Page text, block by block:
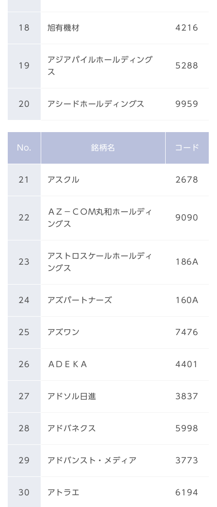
18 旭有機材 4216
19
アジアパイルホールディング
ス
5288
20 アシードホールディングス 9959
No. 銘柄名 コード
21 アスクル 2678
22
ＡＺ－ＣＯＭ丸和ホールディ
ングス
9090
23
アストロスケールホールディ
ングス
186A
24 アズパートナーズ 160A
25 アズワン 7476
26 ＡＤＥＫＡ 4401
27 アドソル日進 3837
28 アドバネクス 5998
29 アドバンスト・メディア 3773
30 アトラエ 6194